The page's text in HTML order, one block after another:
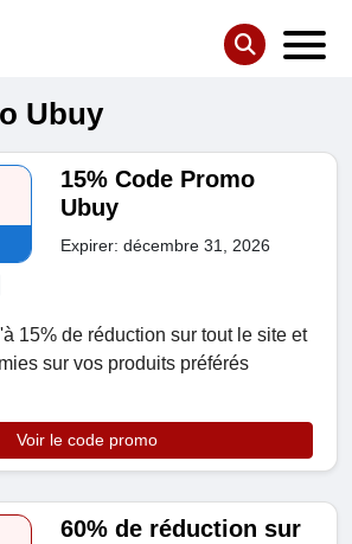
Ubuy
15% Code Promo
Ubuy
Expirer: décembre 31, 2026
15% de réduction sur tout le site et
sur vos produits préférés
Voir le code promo
60% de réduction sur